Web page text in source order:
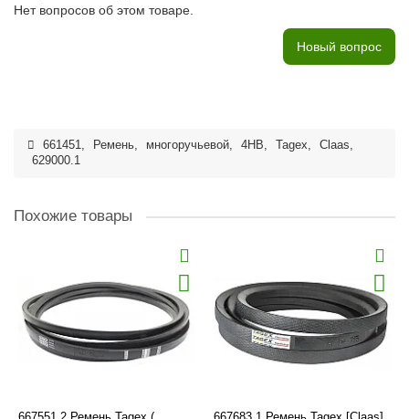
Нет вопросов об этом товаре.
Новый вопрос
661451, Ремень, многоручьевой, 4HB, Tagex, Claas,
629000.1
Похожие товары